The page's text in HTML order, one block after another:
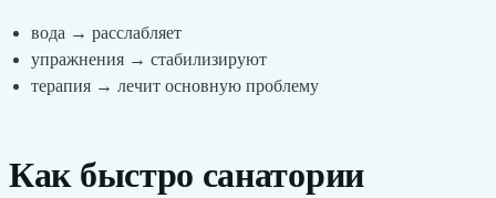
вода → расслабляет
упражнения → стабилизируют
терапия → лечит основную проблему
Как быстро санатории